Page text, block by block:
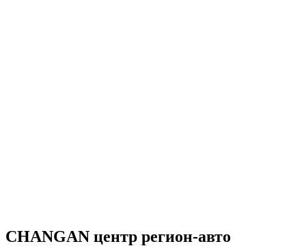
CHANGAN центр регион-авто